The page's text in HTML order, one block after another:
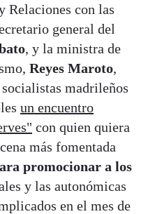
Relaciones con las
general del
, y la ministra de
Reyes Maroto,
madrileños
un encuentro
con quien quiera
más fomentada
promocionar a los
y las autonómicas
en el mes de